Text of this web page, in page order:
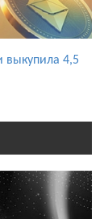
выкупила 4,5